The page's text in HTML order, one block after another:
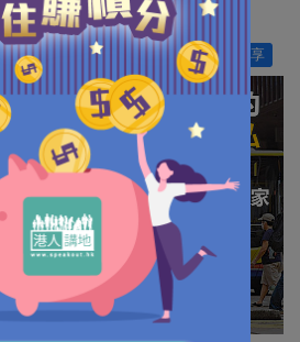
行創未來
分享
11